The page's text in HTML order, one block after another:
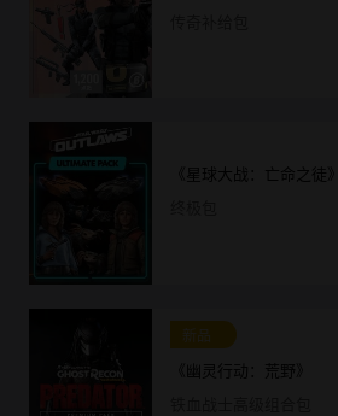
《星球大战：亡命之徒》
新品
《幽灵行动：荒野》